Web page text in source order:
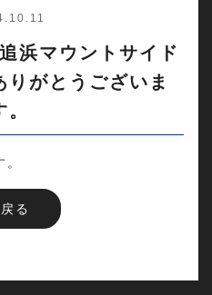
浜マウントサイド
りがとうございま
。
戻る